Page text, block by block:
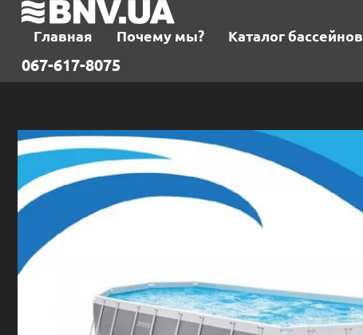
Главная Почему мы? Каталог бассейнов
067-617-8075